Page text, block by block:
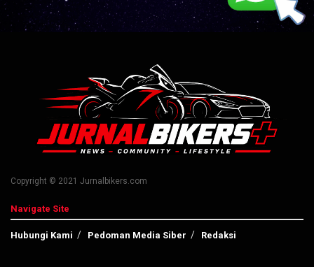
Copyright © 2021 Jurnalbikers.com
Navigate Site
Hubungi Kami Pedoman Media Siber Redaksi